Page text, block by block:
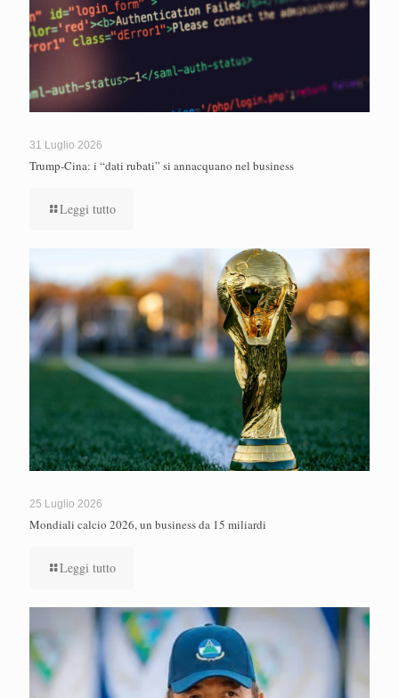
31 Luglio 2026
Trump-Cina: i “dati rubati” si annacquano nel business
Leggi tutto
25 Luglio 2026
Mondiali calcio 2026, un business da 15 miliardi
Leggi tutto